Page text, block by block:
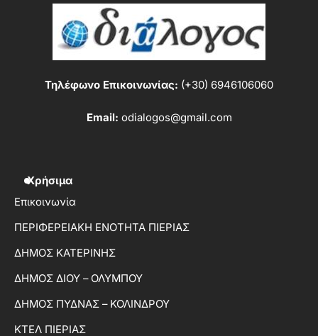
Τηλέφωνο Επικοινωνίας: (+30) 6946106060
Email: odialogos@gmail.com
Χρήσιμα
Επικοινωνία
ΠΕΡΙΦΕΡΕΙΑΚΗ ΕΝΟΤΗΤΑ ΠΙΕΡΙΑΣ
ΔΗΜΟΣ ΚΑΤΕΡΙΝΗΣ
ΔΗΜΟΣ ΔΙΟΥ – ΟΛΥΜΠΟΥ
ΔΗΜΟΣ ΠΥΔΝΑΣ – ΚΟΛΙΝΔΡΟΥ
ΚΤΕΛ ΠΙΕΡΙΑΣ